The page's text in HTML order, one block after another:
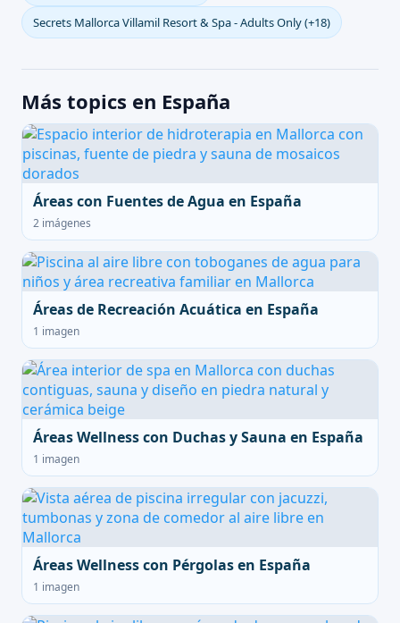
Secrets Mallorca Villamil Resort & Spa - Adults Only (+18)
Más topics en España
Áreas con Fuentes de Agua en España
2 imágenes
Áreas de Recreación Acuática en España
1 imagen
Áreas Wellness con Duchas y Sauna en España
1 imagen
Áreas Wellness con Pérgolas en España
1 imagen